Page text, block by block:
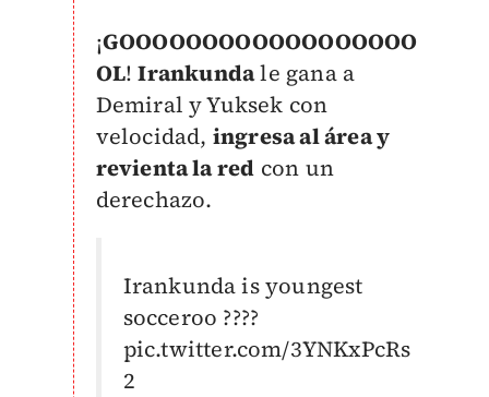
¡GOOOOOOOOOOOOOOOOOO
OL!Irankundale gana a
Demiral y Yuksek con
velocidad, ingresa al área y
revienta la red con un
derechazo.
Irankunda is youngest
socceroo ????
pic.twitter.com/3YNKxPcRs
2